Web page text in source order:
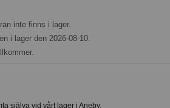
inte finns i lager.
i lager den 2026-08-10.
själva vid vårt lager i Aneby.